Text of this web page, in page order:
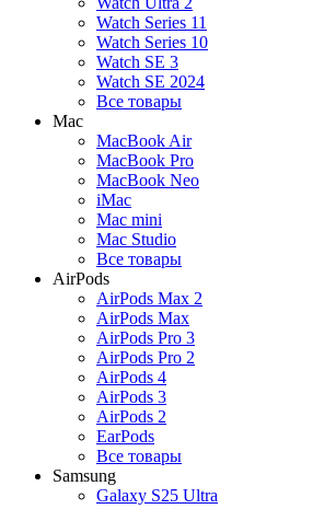
Watch Series 11
Watch Series 10
Watch SE 3
Watch SE 2024
Все товары
Mac
MacBook Air
MacBook Pro
MacBook Neo
iMac
Mac mini
Mac Studio
Все товары
AirPods
AirPods Max 2
AirPods Max
AirPods Pro 3
AirPods Pro 2
AirPods 4
AirPods 3
AirPods 2
EarPods
Все товары
Samsung
Galaxy S25 Ultra